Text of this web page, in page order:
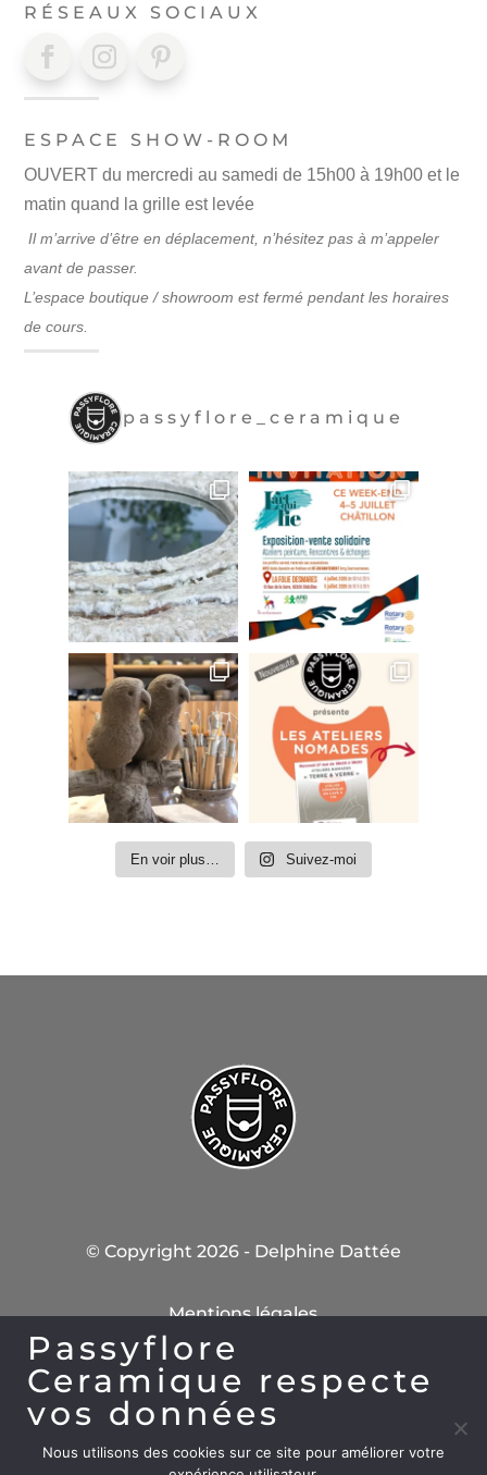
RÉSEAUX SOCIAUX
ESPACE SHOW-ROOM
OUVERT du mercredi au samedi de 15h00 à 19h00 et le
matin quand la grille est levée
Il m’arrive d’être en déplacement, n’hésitez pas à m’appeler
avant de passer.
L’espace boutique / showroom est fermé pendant les horaires
de cours.
passyflore_ceramique
En voir plus… Suivez-moi
© Copyright 2026 - Delphine Dattée
Mentions légales
Conditions Générales de Vente
Passyflore
Ceramique respecte
vos données
Nous utilisons des cookies sur ce site pour améliorer votre